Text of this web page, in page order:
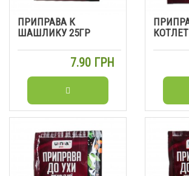
ПРИПРАВА К
ШАШЛИКУ 25ГР
7.90 ГРН